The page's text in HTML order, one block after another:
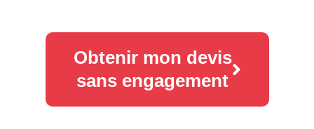
Obtenir mon devis
sans engagement